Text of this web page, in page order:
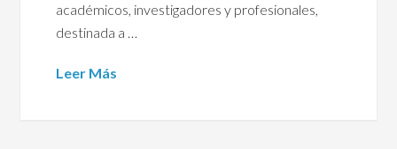
académicos, investigadores y profesionales,
destinada a …
Leer Más